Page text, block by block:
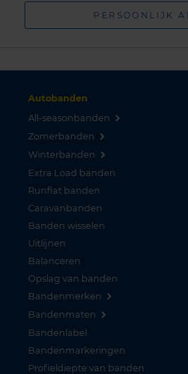
PERSOONLIJK
Autobanden
All-seasonbanden
Zomerbanden
Winterbanden
Extra Load banden
Runflat banden
Caravanbanden
Banden wisselen
Uitlijnen
Balanceren
Opslag van banden
Bandenmerken
Bandenmaten
Bandenlabel
Bandenmarkeringen
Profieldiepte van banden